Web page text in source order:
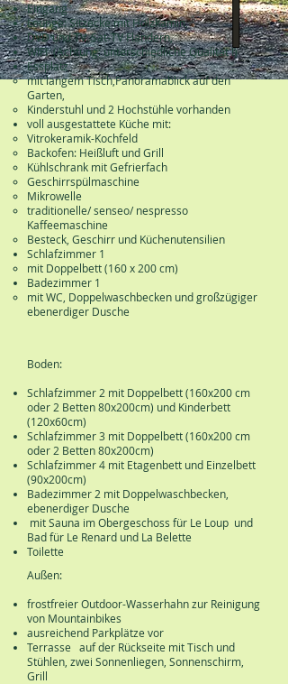
Eingang
Lounge: Sitzecke mit Holzkamin,
DVD und TV, Sat-TV Flandern,
WIFI (Achtung: unterschiedliche Qualität !)
Essplatz
mit langem Tisch,Panoramablick auf den
Garten,
Kinderstuhl und 2 Hochstühle vorhanden
voll ausgestattete Küche mit:
Vitrokeramik-Kochfeld
Backofen: Heißluft und Grill
Kühlschrank mit Gefrierfach
Geschirrspülmaschine
Mikrowelle
traditionelle/ senseo/ nespresso
Kaffeemaschine
Besteck, Geschirr und Küchenutensilien
Schlafzimmer 1
mit Doppelbett (160 x 200 cm)
Badezimmer 1
mit WC, Doppelwaschbecken und großzügiger
ebenerdiger Dusche
Boden:
Schlafzimmer 2 mit Doppelbett (160x200 cm
oder 2 Betten 80x200cm) und Kinderbett
(120x60cm)
Schlafzimmer 3 mit Doppelbett (160x200 cm
oder 2 Betten 80x200cm)
Schlafzimmer 4 mit Etagenbett und Einzelbett
(90x200cm)
Badezimmer 2 mit Doppelwaschbecken,
ebenerdiger Dusche
mit Sauna im Obergeschoss für Le Loup und
Bad für Le Renard und La Belette
Toilette
Außen:
frostfreier Outdoor-Wasserhahn zur Reinigung
von Mountainbikes
ausreichend Parkplätze vor
Terrasse auf der Rückseite mit Tisch und
Stühlen, zwei Sonnenliegen, Sonnenschirm,
Grill